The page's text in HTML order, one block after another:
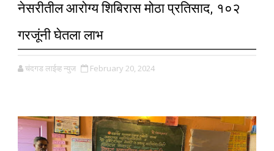
नेसरीतील आरोग्य शिबिरास मोठा प्रतिसाद, १०२
गरजूंनी घेतला लाभ
चंदगड लाईव्ह न्युज February 20, 2024